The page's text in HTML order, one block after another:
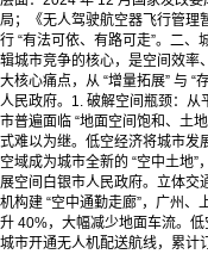
局；《无人驾驶航空器飞行管理
行 “有法可依、有路可走”。二
辑城市竞争的核心，是空间效率
大核心痛点，从 “增量拓展” 与
人民政府。1. 破解空间瓶颈：
市普遍面临 “地面空间饱和、土
式难以为继。低空经济将城市发
空域成为城市全新的 “空中土地
展空间白银市人民政府。立体交
机构建 “空中通勤走廊”，广州
升 40%，大幅减少地面车流。
城市开通无人机配送航线，累计